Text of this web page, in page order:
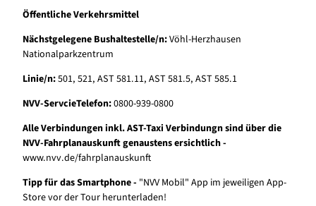
Öffentliche Verkehrsmittel
Nächstgelegene Bushaltestelle/n:Vöhl-Herzhausen
Nationalparkzentrum
Linie/n:501, 521, AST 581.11, AST 581.5, AST 585.1
NVV-ServcieTelefon:0800-939-0800
Alle Verbindungen inkl. AST-Taxi Verbindungn sind über die
NVV-Fahrplanauskunft genaustens ersichtlich -
www.nvv.de/fahrplanauskunft
Tipp für das Smartphone - "NVV Mobil" App im jeweiligen App-
Store vor der Tour herunterladen!